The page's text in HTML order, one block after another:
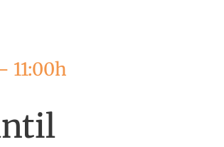
11:00h